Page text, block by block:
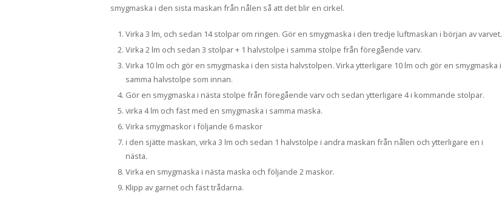
smygmaska i den sista maskan från nålen så att det blir en cirkel.
Virka 3 lm, och sedan 14 stolpar om ringen. Gör en smygmaska i den tredje luftmaskan i början av varvet.
Virka 2 lm och sedan 3 stolpar + 1 halvstolpe i samma stolpe från föregående varv.
Virka 10 lm och gör en smygmaska i den sista halvstolpen. Virka ytterligare 10 lm och gör en smygmaska i
samma halvstolpe som innan.
Gör en smygmaska i nästa stolpe från föregående varv och sedan ytterligare 4 i kommande stolpar.
virka 4 lm och fäst med en smygmaska i samma maska.
Virka smygmaskor i följande 6 maskor
i den sjätte maskan, virka 3 lm och sedan 1 halvstolpe i andra maskan från nålen och ytterligare en i
nästa.
Virka en smygmaska i nästa maska och följande 2 maskor.
Klipp av garnet och fäst trådarna.